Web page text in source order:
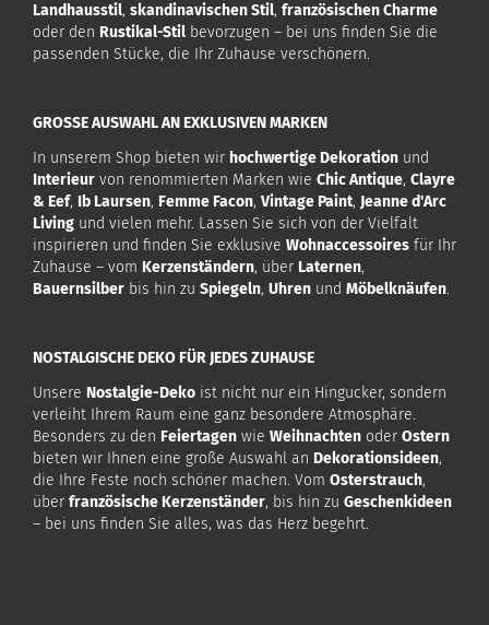
Landhausstil, skandinavischen Stil, französischen Charme
oder den Rustikal-Stil bevorzugen – bei uns finden Sie die
passenden Stücke, die Ihr Zuhause verschönern.
GROSSE AUSWAHL AN EXKLUSIVEN MARKEN
In unserem Shop bieten wir hochwertige Dekoration und
Interieur von renommierten Marken wie Chic Antique, Clayre
& Eef, Ib Laursen, Femme Facon, Vintage Paint, Jeanne d'Arc
Living und vielen mehr. Lassen Sie sich von der Vielfalt
inspirieren und finden Sie exklusive Wohnaccessoires für Ihr
Zuhause – vom Kerzenständern, über Laternen,
Bauernsilber bis hin zu Spiegeln, Uhren und Möbelknäufen.
NOSTALGISCHE DEKO FÜR JEDES ZUHAUSE
Unsere Nostalgie-Deko ist nicht nur ein Hingucker, sondern
verleiht Ihrem Raum eine ganz besondere Atmosphäre.
Besonders zu den Feiertagen wie Weihnachten oder Ostern
bieten wir Ihnen eine große Auswahl an Dekorationsideen,
die Ihre Feste noch schöner machen. Vom Osterstrauch,
über französische Kerzenständer, bis hin zu Geschenkideen
– bei uns finden Sie alles, was das Herz begehrt.